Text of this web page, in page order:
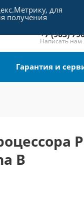
+7 (495)
Отдел продаж
+7 (903)
Написать нам
Гарантия и
B
для
получения